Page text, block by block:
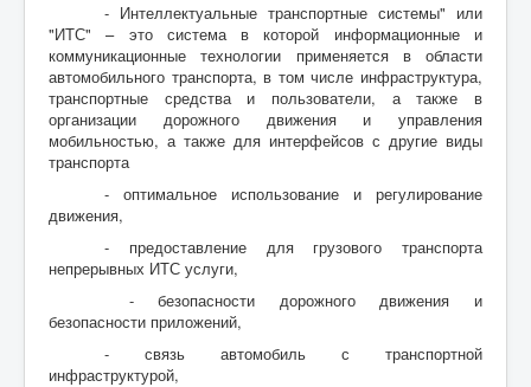
- Интеллектуальные транспортные системы" или
"ИТС" – это система в которой информационные и
коммуникационные технологии применяется в области
автомобильного транспорта, в том числе инфраструктура,
транспортные средства и пользователи, а также в
организации дорожного движения и управления
мобильностью, а также для интерфейсов с другие виды
транспорта
- оптимальное использование и регулирование
движения,
- предоставление для грузового транспорта
непрерывных ИТС услуги,
- безопасности дорожного движения и
безопасности приложений,
- связь автомобиль с транспортной
инфраструктурой,